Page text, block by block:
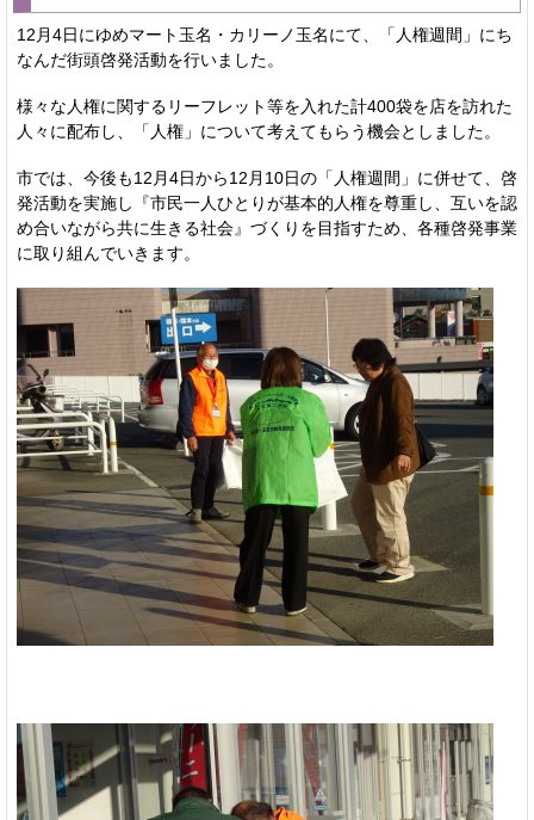
12月4日にゆめマート玉名・カリーノ玉名にて、「人権週間」にち
なんだ街頭啓発活動を行いました。
様々な人権に関するリーフレット等を入れた計400袋を店を訪れた
人々に配布し、「人権」について考えてもらう機会としました。
市では、今後も12月4日から12月10日の「人権週間」に併せて、啓
発活動を実施し『市民一人ひとりが基本的人権を尊重し、互いを認
め合いながら共に生きる社会』づくりを目指すため、各種啓発事業
に取り組んでいきます。